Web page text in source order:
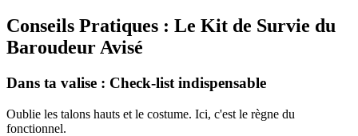
Conseils Pratiques : Le Kit de Survie du
Baroudeur Avisé
Dans ta valise : Check-list indispensable
Oublie les talons hauts et le costume. Ici, c'est le règne du
fonctionnel.